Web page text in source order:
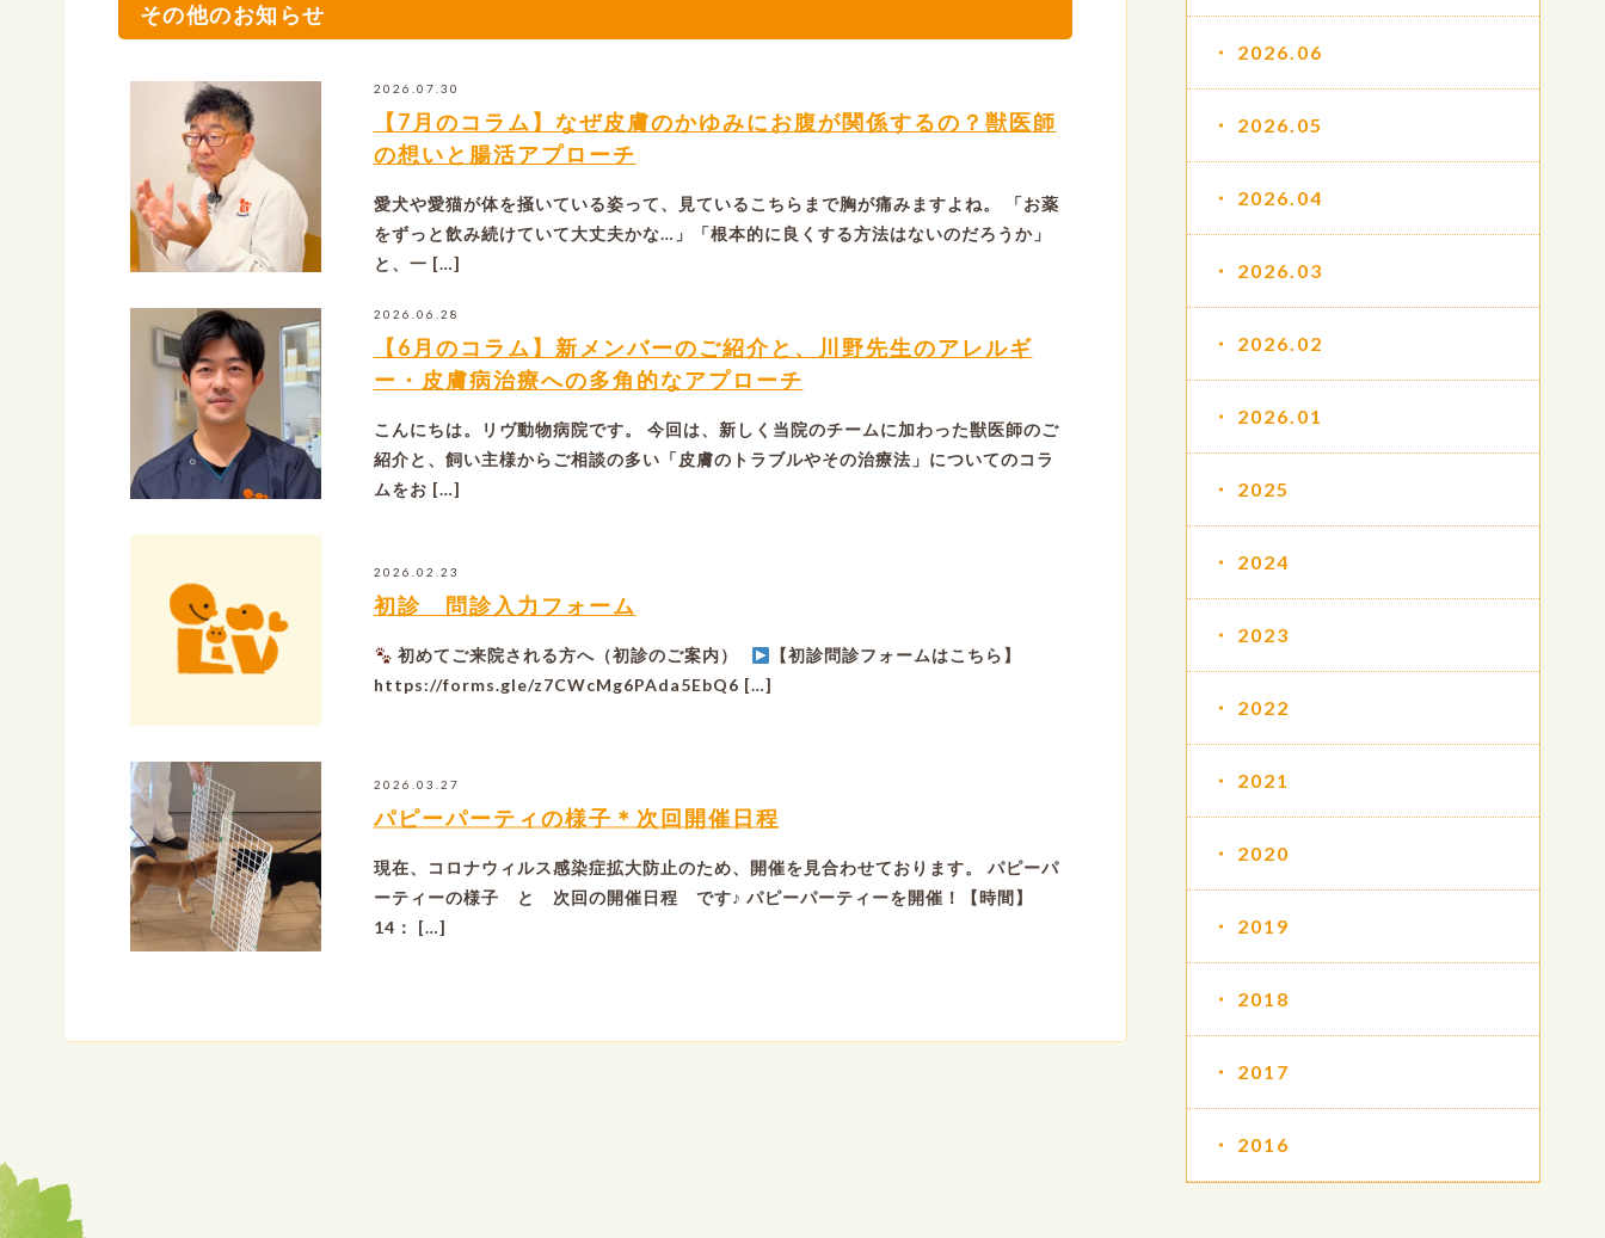
その他のお知らせ
2026.07.30
【7月のコラム】なぜ皮膚のかゆみにお腹が関係するの？獣医師
の想いと腸活アプローチ
愛犬や愛猫が体を掻いている姿って、見ているこちらまで胸が痛みますよね。 「お薬
をずっと飲み続けていて大丈夫かな…」「根本的に良くする方法はないのだろうか」
と、一 […]
2026.06.28
【6月のコラム】新メンバーのご紹介と、川野先生のアレルギ
ー・皮膚病治療への多角的なアプローチ
こんにちは。リヴ動物病院です。 今回は、新しく当院のチームに加わった獣医師のご
紹介と、飼い主様からご相談の多い「皮膚のトラブルやその治療法」についてのコラ
ムをお […]
2026.02.23
初診 問診入力フォーム
初めてご来院される方へ（初診のご案内）
【初診問診フォームはこちら】
https://forms.gle/z7CWcMg6PAda5EbQ6 […]
2026.03.27
パピーパーティの様子＊次回開催日程
現在、コロナウィルス感染症拡大防止のため、開催を見合わせております。 パピーパ
ーティーの様子 と 次回の開催日程 です♪ パピーパーティーを開催！【時間】
14： […]
2026.06
2026.05
2026.04
2026.03
2026.02
2026.01
2025
2024
2023
2022
2021
2020
2019
2018
2017
2016